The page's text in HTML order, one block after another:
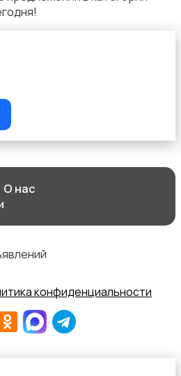
О нас
конфиденциальности